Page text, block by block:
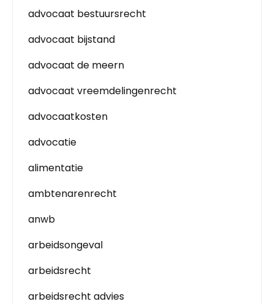
advocaat bestuursrecht
advocaat bijstand
advocaat de meern
advocaat vreemdelingenrecht
advocaatkosten
advocatie
alimentatie
ambtenarenrecht
anwb
arbeidsongeval
arbeidsrecht
arbeidsrecht advies